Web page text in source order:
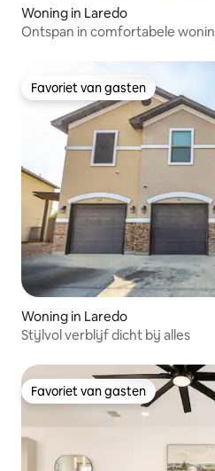
Woning in Laredo
Ontspan in comfortabele
Favoriet van gasten
Favoriet van gasten
Woning in Laredo
Stijlvol verblijf dicht bij alles
Favoriet van gasten
Favoriet van gasten